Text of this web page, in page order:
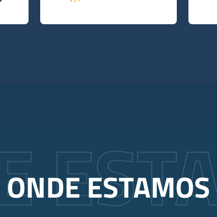
ONDE ESTAMOS